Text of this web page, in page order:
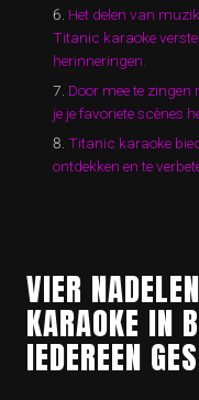
Het delen van
Titanic karaoke
herinneringen.
Door mee te
je je favoriete scènes
Titanic karaoke
ontdekken en te
VIER
KARAOKE IN
IEDEREEN